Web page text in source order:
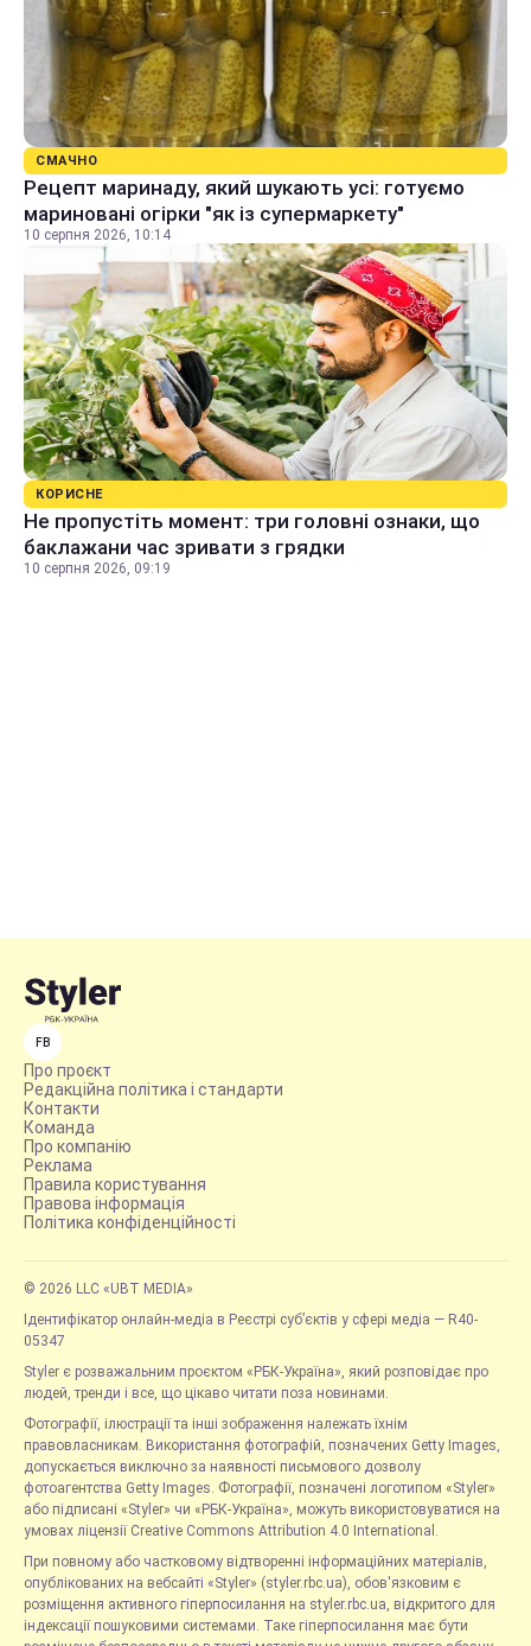
СМАЧНО
Рецепт маринаду, який шукають усі: готуємо
мариновані огірки "як із супермаркету"
10 серпня 2026, 10:14
КОРИСНЕ
Не пропустіть момент: три головні ознаки, що
баклажани час зривати з грядки
10 серпня 2026, 09:19
FB
Про проєкт
Редакційна політика і стандарти
Контакти
Команда
Про компанію
Реклама
Правила користування
Правова інформація
Політика конфіденційності
© 2026 LLC «UBT MEDIA»
Ідентифікатор онлайн-медіа в Реєстрі суб’єктів у сфері медіа — R40-
05347
Styler є розважальним проєктом «РБК-Україна», який розповідає про
людей, тренди і все, що цікаво читати поза новинами.
Фотографії, ілюстрації та інші зображення належать їхнім
правовласникам. Використання фотографій, позначених Getty Images,
допускається виключно за наявності письмового дозволу
фотоагентства Getty Images. Фотографії, позначені логотипом «Styler»
або підписані «Styler» чи «РБК-Україна», можуть використовуватися на
умовах ліцензії Creative Commons Attribution 4.0 International.
При повному або частковому відтворенні інформаційних матеріалів,
опублікованих на вебсайті «Styler» (styler.rbc.ua), обов'язковим є
розміщення активного гіперпосилання на styler.rbc.ua, відкритого для
індексації пошуковими системами. Таке гіперпосилання має бути